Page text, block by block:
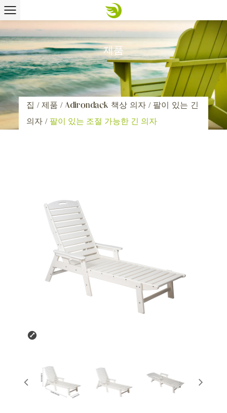
제품
집 /제품 / Adirondack 책상 의자 / 팔이 있는 긴
의자 / 팔이 있는 조절 가능한 긴 의자